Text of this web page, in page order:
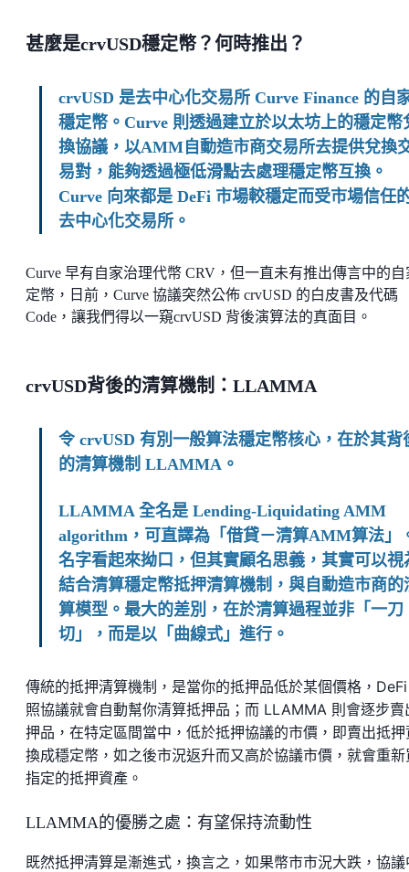
甚麼是crvUSD穩定幣？何時推出？
crvUSD 是去中心化交易所 Curve Finance 的自
穩定幣。Curve 則透過建立於以太坊上的穩定幣
換協議，以AMM自動造市商交易所去提供兌換
易對，能夠透過極低滑點去處理穩定幣互換。
Curve 向來都是 DeFi 市場較穩定而受市場信任
去中心化交易所。
Curve 早有自家治理代幣 CRV，但一直未有推出傳言中的自
定幣，日前，Curve 協議突然公佈 crvUSD 的白皮書及代碼
Code，讓我們得以一窺crvUSD 背後演算法的真面目。
crvUSD背後的清算機制：LLAMMA
令 crvUSD 有別一般算法穩定幣核心，在於其背
的清算機制 LLAMMA。
LLAMMA 全名是 Lending-Liquidating AMM
algorithm，可直譯為「借貸－清算AMM算法」
名字看起來拗口，但其實顧名思義，其實可以視
結合清算穩定幣抵押清算機制，與自動造市商的
算模型。最大的差別，在於清算過程並非「一刀
切」，而是以「曲線式」進行。
傳統的抵押清算機制，是當你的抵押品低於某個價格，
照協議就會自動幫你清算抵押品；而 LLAMMA 則會逐步賣
押品，在特定區間當中，低於抵押協議的市價，即賣出抵押
換成穩定幣，如之後市況返升而又高於協議市價，就會重新
指定的抵押資產。
LLAMMA的優勝之處：有望保持流動性
既然抵押清算是漸進式，換言之，如果幣市市況大跌，協議